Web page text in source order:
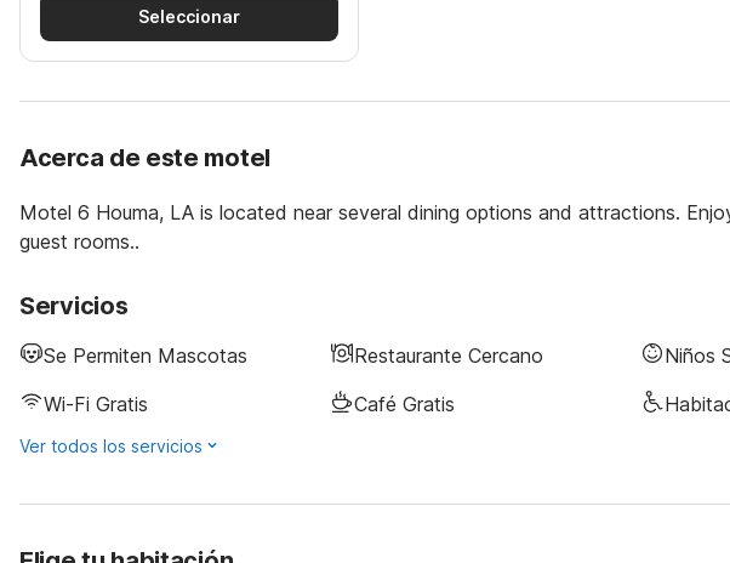
Seleccionar
Acerca de este motel
Motel 6 Houma, LA is located near several dining options and attractions.
guest rooms..
Servicios
Se Permiten Mascotas Restaurante Cercano
Niños
Wi-Fi Gratis
Café Gratis
Ver todos los servicios